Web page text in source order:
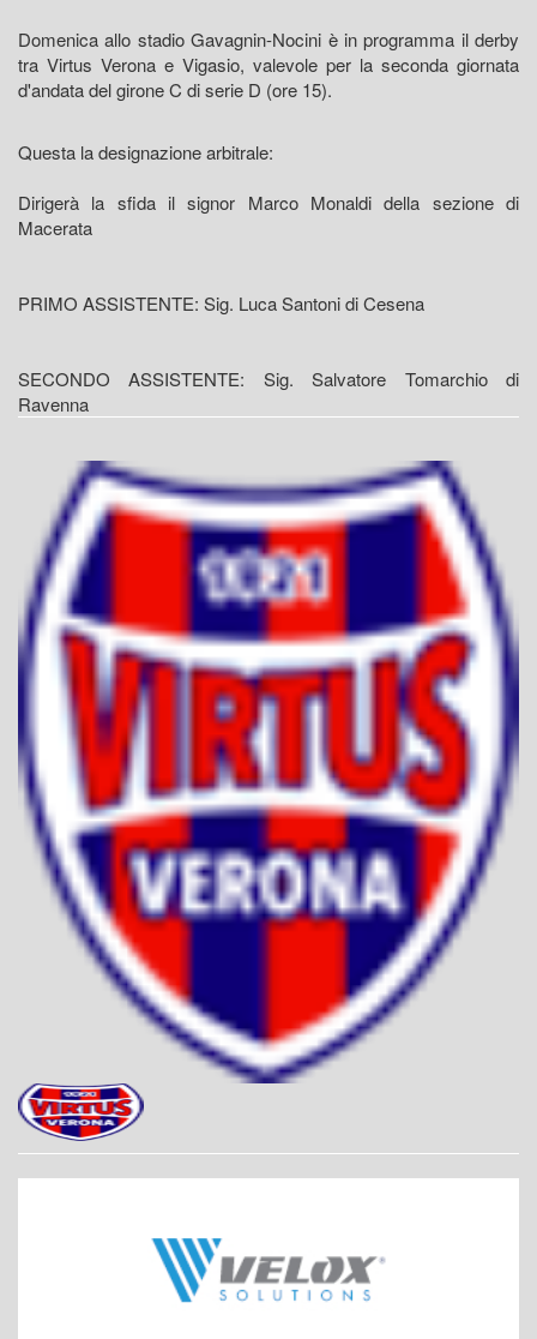
Domenica allo stadio Gavagnin-Nocini è in programma il derby
tra Virtus Verona e Vigasio, valevole per la seconda giornata
d'andata del girone C di serie D (ore 15).
Questa la designazione arbitrale:
Dirigerà la sfida il signor Marco Monaldi della sezione di
Macerata
PRIMO ASSISTENTE: Sig. Luca Santoni di Cesena
SECONDO ASSISTENTE: Sig. Salvatore Tomarchio di
Ravenna